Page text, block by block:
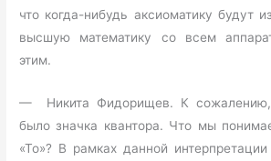
что когда-нибудь аксиоматику будут
высшую математику со всем
этим.
— Никита Фидорищев. К сожалению,
было значка квантора. Что мы
«То»? В рамках данной